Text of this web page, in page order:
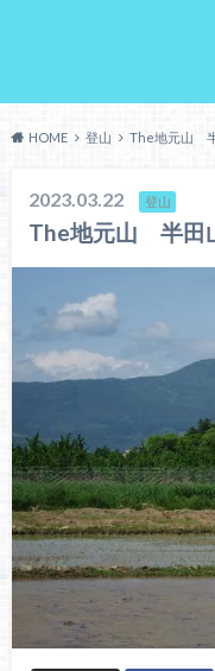
HOME 登山 The地元山
2023.03.22 登山
The地元山 半田